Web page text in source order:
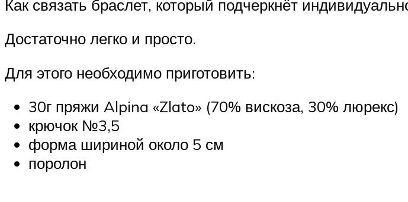
Как связать браслет, который подчеркнёт
Достаточно легко и просто.
Для этого необходимо приготовить:
30г пряжи Alpina «Zlato» (70% вискоза, 30% люрекс)
крючок №3,5
форма шириной около 5 см
поролон